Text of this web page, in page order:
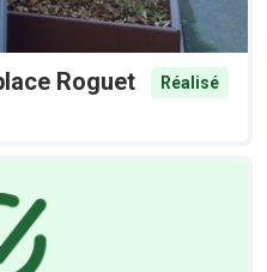
Roguet
Réalisé